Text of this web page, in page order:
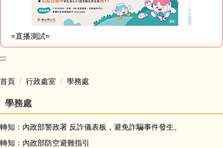
招生專區
新生專區
專案計畫
系統連結
=直播測試=
:::
首頁 行政處室 學務處
學務處
轉知：內政部警政署 反詐儀表板，避免詐騙事件發生。
轉知：內政部防空避難指引